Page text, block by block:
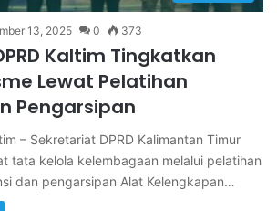
13, 2025 0 373
Kaltim Tingkatkan
Lewat Pelatihan
Pengarsipan
– Sekretariat DPRD Kalimantan Timur
tata kelola kelembagaan melalui pelatihan
dan pengarsipan Alat Kelengkapan…